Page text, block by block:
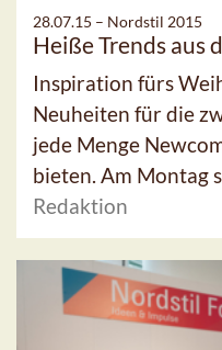
28.07.15 – Nordstil 2015
Heiße Trends aus
Inspiration fürs
Neuheiten für die
jede Menge
bieten. Am Montag
Redaktion